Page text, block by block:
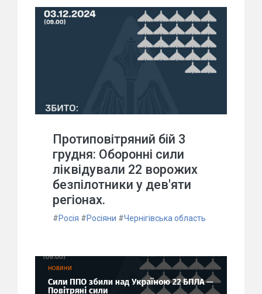
Протиповітряний бій 3
грудня: Оборонні сили
ліквідували 22 ворожих
безпілотники у дев'яти
регіонах.
#Росія #Росіяни #Чернігівська область